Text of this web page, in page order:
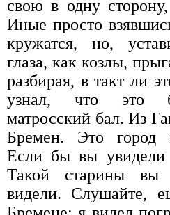
свою в одну
Иные просто
кружатся, но,
глаза, как козлы,
разбирая, в такт ли
узнал, что это
матросский бал. Из
Бремен. Это город
Если бы вы
Такой старины вы
видели. Слушайте,